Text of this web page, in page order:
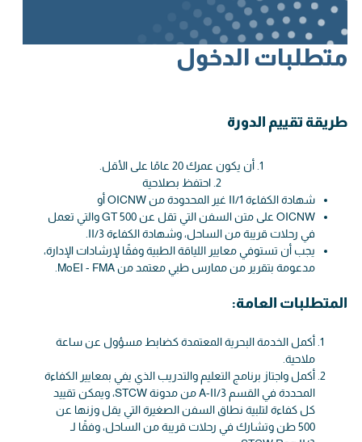
متطلبات الدخول
طريقة تقييم الدورة
أن يكون عمرك 20 عامًا على الأقل.
احتفظ بصلاحية‍
شهادة الكفاءة II/1 غير المحدودة من OICNW أو
OICNW على متن السفن التي تقل عن 500 GT والتي تعمل
في رحلات قريبة من الساحل، وشهادة الكفاءة II/3.
يجب أن تستوفي معايير اللياقة الطبية وفقًا لإرشادات الإدارة،
مدعومة بتقرير من ممارس طبي معتمد من MoEI - FMA.
المتطلبات العامة:
أكمل الخدمة البحرية المعتمدة كضابط مسؤول عن ساعة
ملاحية.
أكمل واجتاز برنامج التعليم والتدريب الذي يفي بمعايير الكفاءة
المحددة في القسم A-II/3 من مدونة STCW، ويمكن تقييد
كل كفاءة لتلبية نطاق السفن الصغيرة التي يقل وزنها عن
500 طن وتشارك في رحلات قريبة من الساحل، وفقًا لـ